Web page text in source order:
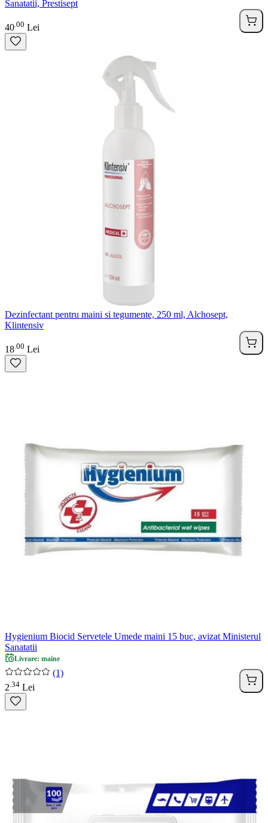
Sanatatii, Prestisept
40 00 Lei
Dezinfectant pentru maini si tegumente, 250 ml, Alchosept,
Klintensiv
18 00 Lei
Hygienium Biocid Servetele Umede maini 15 buc, avizat Ministerul
Sanatatii
Livrare: maine
(1)
2 34 Lei